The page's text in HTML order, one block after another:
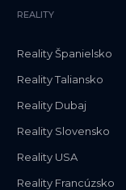
REALITY
Reality Španielsko
Reality Taliansko
Reality Dubaj
Reality Slovensko
Reality USA
Reality Francúzsko